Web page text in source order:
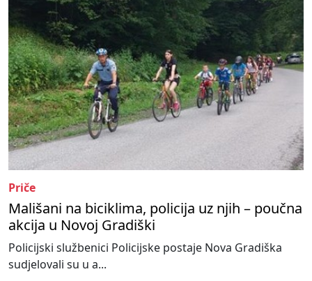
Priče
Mališani na biciklima, policija uz njih – poučna
akcija u Novoj Gradiški
Policijski službenici Policijske postaje Nova Gradiška
sudjelovali su u a...